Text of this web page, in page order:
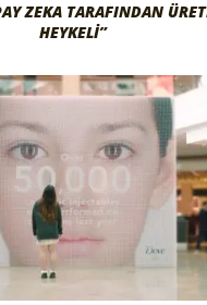
ZEKA TARAFINDAN
HEYKELI”